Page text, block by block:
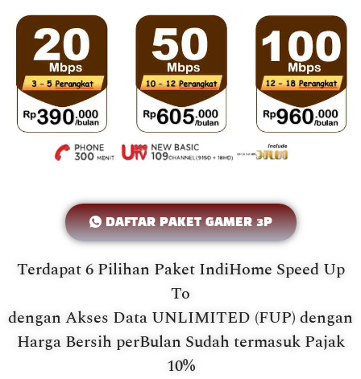
DAFTAR PAKET GAMER 3P
Terdapat 6 Pilihan Paket IndiHome Speed Up
To
dengan Akses Data UNLIMITED (FUP) dengan
Harga Bersih perBulan Sudah termasuk Pajak
10%